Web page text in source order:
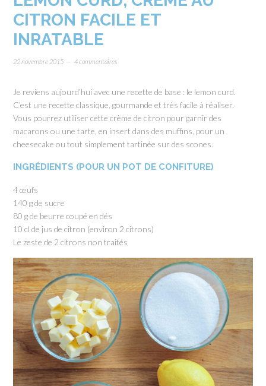
CITRON FACILE ET
INRATABLE
22 novembre 2015 4 commentaires
Je reviens aujourd’hui avec une recette de base : le lemon curd.
C’est une recette classique, gourmande et très facile à réaliser.
Vous pourrez utiliser cette crème de citron pour garnir des
macarons ou une tarte, en insert dans des muffins, pour un
cheesecake ou tout simplement tartinée sur des scones.
INGRÉDIENTS (POUR UN POT DE CONFITURE)
4 œufs
140 g de sucre
80 g de beurre coupé en dés
10 cl de jus de citron (environ 2 citrons)
Le zeste de 2 citrons non traités